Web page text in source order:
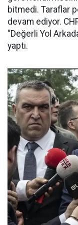
bitmedi. Taraflar
devam ediyor.
“Değerli Yol
yaptı.